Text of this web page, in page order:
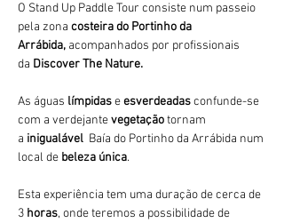
O Stand Up Paddle Tour consiste num passeio
pela zona costeira do Portinho da
Arrábida, acompanhados por profissionais
da Discover The Nature.
As águas límpidas e esverdeadas confunde-se
com a verdejante vegetação tornam
a inigualável Baía do Portinho da Arrábida num
local de beleza única.
Esta experiência tem uma duração de cerca de
3 horas, onde teremos a possibilidade de